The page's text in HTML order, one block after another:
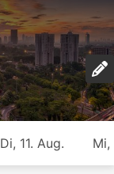
Di, 11. Aug. Mi,